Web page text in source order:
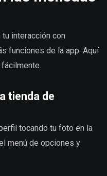
interacción con
funciones de la app. Aquí
tienda de
tocando tu foto en la
menú de opciones y